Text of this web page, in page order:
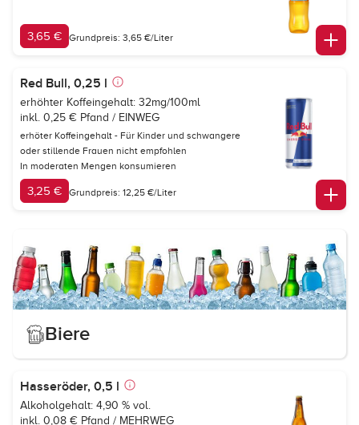
3,65 € Grundpreis: 3,65 €/Liter
Red Bull, 0,25 l
erhöhter Koffeingehalt: 32mg/100ml
inkl. 0,25 € Pfand / EINWEG
erhöter Koffeingehalt - Für Kinder und schwangere
oder stillende Frauen nicht empfohlen
In moderaten Mengen konsumieren
3,25 € Grundpreis: 12,25 €/Liter
Biere
Hasseröder, 0,5 l
Alkoholgehalt: 4,90 % vol.
inkl. 0,08 € Pfand / MEHRWEG